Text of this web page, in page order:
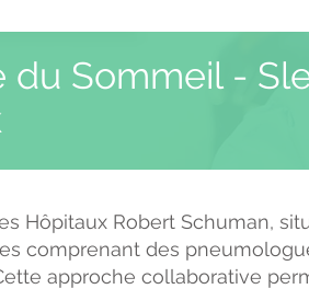
du Sommeil -
Hôpitaux Robert Schuman,
comprenant des
approche collaborative